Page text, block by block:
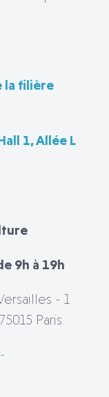
la filière
1, Allée L
9h à 19h
- 1
Paris